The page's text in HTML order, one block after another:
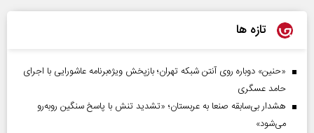
تازه ها
«حنین» دوباره روی آنتن شبکه تهران؛ بازپخش ویژه‌برنامه عاشورایی با اجرای
حامد عسگری
هشدار بی‌سابقه صنعا به عربستان؛ «تشدید تنش با پاسخ سنگین روبه‌رو
می‌شود»